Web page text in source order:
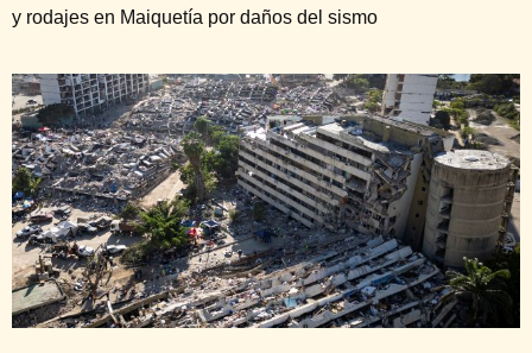
y rodajes en Maiquetía por daños del sismo